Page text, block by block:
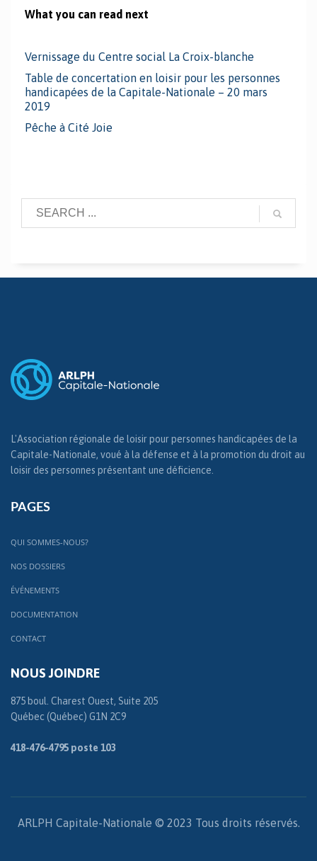
What you can read next
Vernissage du Centre social La Croix-blanche
Table de concertation en loisir pour les personnes
handicapées de la Capitale-Nationale – 20 mars
2019
Pêche à Cité Joie
L'Association régionale de loisir pour personnes handicapées de la
Capitale-Nationale, voué à la défense et à la promotion du droit au
loisir des personnes présentant une déficience.
PAGES
QUI SOMMES-NOUS?
NOS DOSSIERS
ÉVÉNEMENTS
DOCUMENTATION
CONTACT
NOUS JOINDRE
875 boul. Charest Ouest, Suite 205
Québec (Québec) G1N 2C9
418-476-4795 poste 103
ARLPH Capitale-Nationale © 2023 Tous droits réservés.